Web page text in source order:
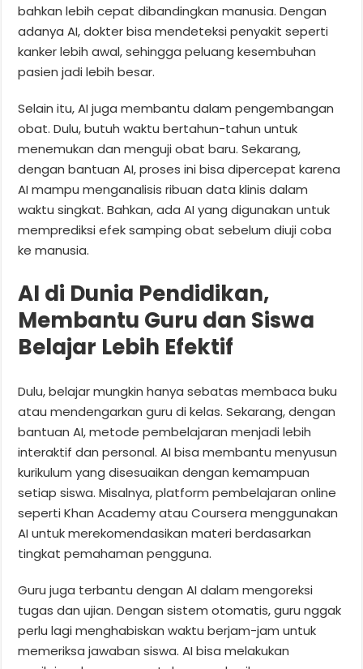
bahkan lebih cepat dibandingkan manusia. Dengan
adanya AI, dokter bisa mendeteksi penyakit seperti
kanker lebih awal, sehingga peluang kesembuhan
pasien jadi lebih besar.
Selain itu, AI juga membantu dalam pengembangan
obat. Dulu, butuh waktu bertahun-tahun untuk
menemukan dan menguji obat baru. Sekarang,
dengan bantuan AI, proses ini bisa dipercepat karena
AI mampu menganalisis ribuan data klinis dalam
waktu singkat. Bahkan, ada AI yang digunakan untuk
memprediksi efek samping obat sebelum diuji coba
ke manusia.
AI di Dunia Pendidikan,
Membantu Guru dan Siswa
Belajar Lebih Efektif
Dulu, belajar mungkin hanya sebatas membaca buku
atau mendengarkan guru di kelas. Sekarang, dengan
bantuan AI, metode pembelajaran menjadi lebih
interaktif dan personal. AI bisa membantu menyusun
kurikulum yang disesuaikan dengan kemampuan
setiap siswa. Misalnya, platform pembelajaran online
seperti Khan Academy atau Coursera menggunakan
AI untuk merekomendasikan materi berdasarkan
tingkat pemahaman pengguna.
Guru juga terbantu dengan AI dalam mengoreksi
tugas dan ujian. Dengan sistem otomatis, guru nggak
perlu lagi menghabiskan waktu berjam-jam untuk
memeriksa jawaban siswa. AI bisa melakukan